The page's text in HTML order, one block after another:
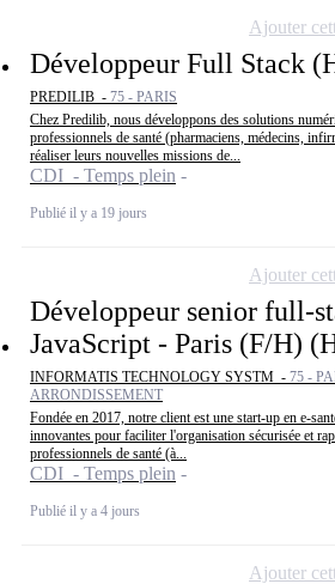
Développeur Full Stack
PREDILIB - 75 - PARIS
Chez Predilib, nous développons des solutions
professionnels de santé (pharmaciens, médecins,
réaliser leurs nouvelles missions de...
CDI - Temps plein
Publié il y a 19 jours
Ajouter
Développeur senior full-
JavaScript - Paris (F/H)
INFORMATIS TECHNOLOGY SYSTM - 75 -
ARRONDISSEMENT
Fondée en 2017, notre client est une start-up en e-
innovantes pour faciliter l'organisation sécurisée et
professionnels de santé (à...
CDI - Temps plein
Publié il y a 4 jours
Ajouter
Ajouter